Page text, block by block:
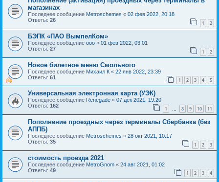
магазинах
Последнее сообщение Metroschemes « 02 фев 2022, 20:18
Ответы: 26 1 2
БЭПК «ПАО ВымпелКом»
Последнее сообщение ooo « 01 фев 2022, 03:01
Ответы: 27 1 2
Новое билетное меню Смольного
Последнее сообщение Михаил К « 22 янв 2022, 23:39
Ответы: 61 1 2 3 4 5
Универсальная электронная карта (УЭК)
Последнее сообщение Renegade « 07 дек 2021, 19:20
Ответы: 162 1 8 9 10 11
Пополнение проездных через терминалы Сбербанка (без
АППБ)
Последнее сообщение Metroschemes « 28 окт 2021, 10:17
Ответы: 35 1 2 3
стоимость проезда 2021
Последнее сообщение MetroGnom « 24 авг 2021, 01:02
Ответы: 49 1 2 3 4